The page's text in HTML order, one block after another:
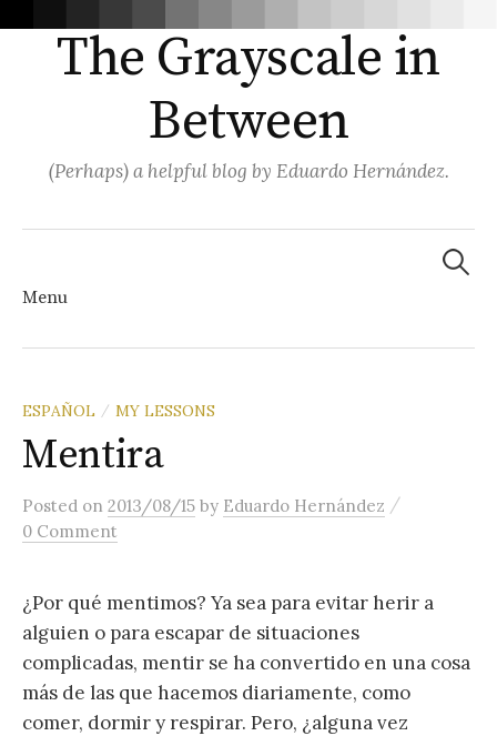
The Grayscale in
Between
(Perhaps) a helpful blog by Eduardo Hernández.
Menu
to
content
Search
for:
ESPAÑOL / MY LESSONS
Mentira
Posted on 2013/08/15 by Eduardo Hernández /
0 Comment
¿Por qué mentimos? Ya sea para evitar herir a
alguien o para escapar de situaciones
complicadas, mentir se ha convertido en una cosa
más de las que hacemos diariamente, como
comer, dormir y respirar. Pero, ¿alguna vez